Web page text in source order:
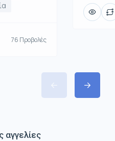
76 Προβολές
αγγελίες